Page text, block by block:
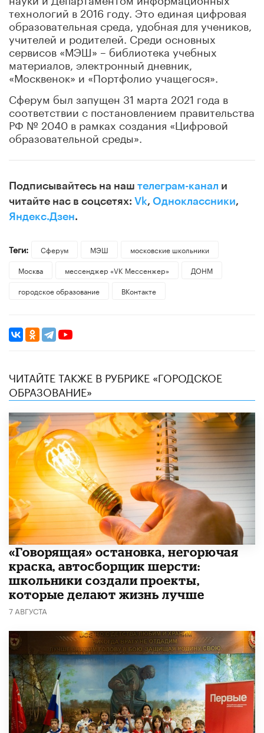
технологий в 2016 году. Это единая цифровая
образовательная среда, удобная для учеников,
учителей и родителей. Среди основных
сервисов «МЭШ» – библиотека учебных
материалов, электронный дневник,
«Москвенок» и «Портфолио учащегося».
Сферум был запущен 31 марта 2021 года в
соответствии с постановлением правительства
РФ № 2040 в рамках создания «Цифровой
образовательной среды».
Подписывайтесь на наш телеграм-канал и
читайте нас в соцсетях: Vk, Одноклассники,
Яндекс.Дзен.
Теги: Сферум МЭШ
московские школьники
Москва
мессенджер «VK Мессенжер»
ДОНМ
городское образование
ВКонтакте
ЧИТАЙТЕ ТАКЖЕ В РУБРИКЕ «ГОРОДСКОЕ
ОБРАЗОВАНИЕ»
​«Говорящая» остановка, негорючая
краска, автосборщик шерсти:
школьники создали проекты,
которые делают жизнь лучше
7 АВГУСТА